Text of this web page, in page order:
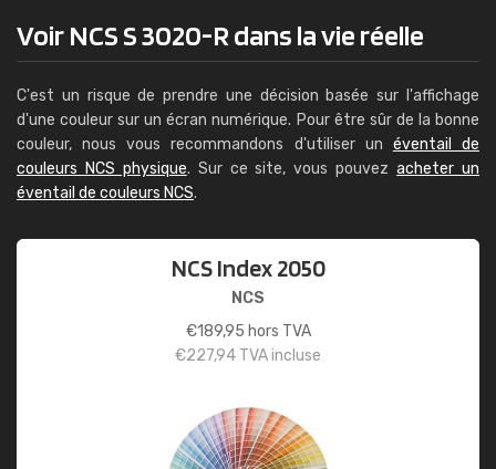
Voir NCS S 3020-R dans la vie réelle
C'est un risque de prendre une décision basée sur l'affichage
d'une couleur sur un écran numérique. Pour être sûr de la bonne
couleur, nous vous recommandons d'utiliser un éventail de
couleurs NCS physique. Sur ce site, vous pouvezacheter un
éventail de couleurs NCS.
NCS Index 2050
NCS
€189,95 hors TVA
€227,94 TVA incluse